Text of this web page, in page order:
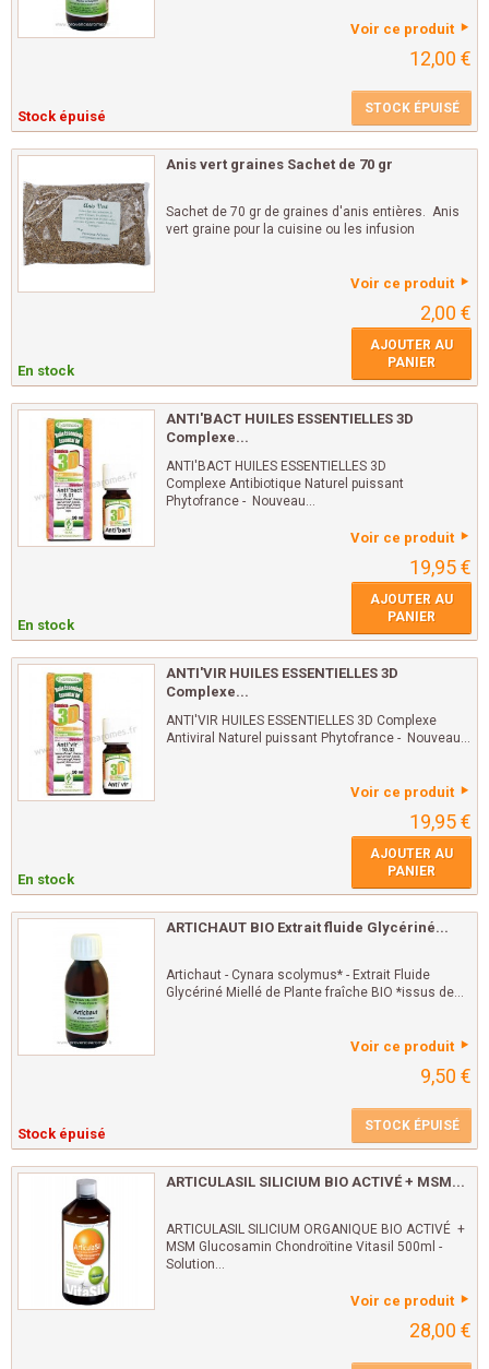
Voir ce produit
12,00 €
Stock épuisé STOCK ÉPUISÉ
Anis vert graines Sachet de 70 gr
Sachet de 70 gr de graines d'anis entières. Anis
vert graine pour la cuisine ou les infusion
Voir ce produit
2,00 €
En stock
AJOUTER AU
PANIER
ANTI'BACT HUILES ESSENTIELLES 3D
Complexe...
ANTI'BACT HUILES ESSENTIELLES 3D
Complexe Antibiotique Naturel puissant
Phytofrance - Nouveau...
Voir ce produit
19,95 €
En stock
AJOUTER AU
PANIER
ANTI'VIR HUILES ESSENTIELLES 3D
Complexe...
ANTI'VIR HUILES ESSENTIELLES 3D Complexe
Antiviral Naturel puissant Phytofrance - Nouveau...
Voir ce produit
19,95 €
En stock
AJOUTER AU
PANIER
ARTICHAUT BIO Extrait fluide Glycériné...
Artichaut - Cynara scolymus* - Extrait Fluide
Glycériné Miellé de Plante fraîche BIO *issus de...
Voir ce produit
9,50 €
Stock épuisé STOCK ÉPUISÉ
ARTICULASIL SILICIUM BIO ACTIVÉ + MSM...
ARTICULASIL SILICIUM ORGANIQUE BIO ACTIVÉ +
MSM Glucosamin Chondroïtine Vitasil 500ml -
Solution...
Voir ce produit
28,00 €